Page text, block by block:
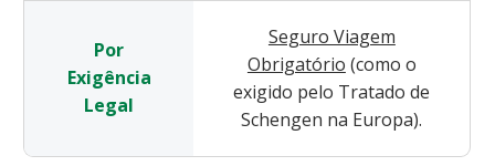
Por
Exigência
Legal
Seguro Viagem
Obrigatório (como o
exigido pelo Tratado de
Schengen na Europa).